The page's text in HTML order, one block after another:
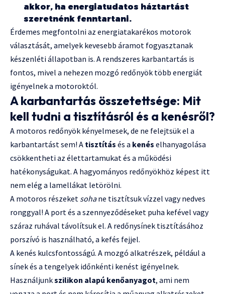
akkor, ha energiatudatos háztartást
szeretnénk fenntartani.
Érdemes megfontolni az energiatakarékos motorok
választását, amelyek kevesebb áramot fogyasztanak
készenléti állapotban is. A rendszeres karbantartás is
fontos, mivel a nehezen mozgó redőnyök több energiát
igényelnek a motoroktól.
A karbantartás összetettsége: Mit
kell tudni a tisztításról és a kenésről?
A motoros redőnyök kényelmesek, de ne felejtsük el a
karbantartást sem! A tisztítás és a kenés elhanyagolása
csökkentheti az élettartamukat és a működési
hatékonyságukat. A hagyományos redőnyökhöz képest itt
nem elég a lamellákat letörölni.
A motoros részeket sohane tisztítsuk vízzel vagy nedves
ronggyal! A port és a szennyeződéseket puha kefével vagy
száraz ruhával távolítsuk el. A redőnysínek tisztításához
porszívó is használható, a kefés fejjel.
A kenés kulcsfontosságú. A mozgó alkatrészek, például a
sínek és a tengelyek időnkénti kenést igényelnek.
Használjunkszilikon alapú kenőanyagot, ami nem